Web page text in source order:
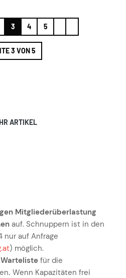
3 VON 5
3 4 5
ARTIKEL
Mitgliederüberlastung
auf. Schnuppern ist in den
nur auf Anfrage
) möglich.
Warteliste für die
. Wenn Kapazitäten frei